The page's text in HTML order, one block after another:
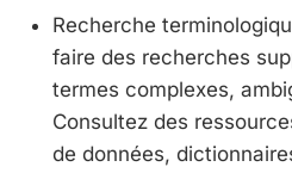
Recherche
faire des recherches
termes complexes,
Consultez des
de données,